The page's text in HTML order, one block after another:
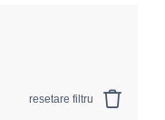
resetare filtru